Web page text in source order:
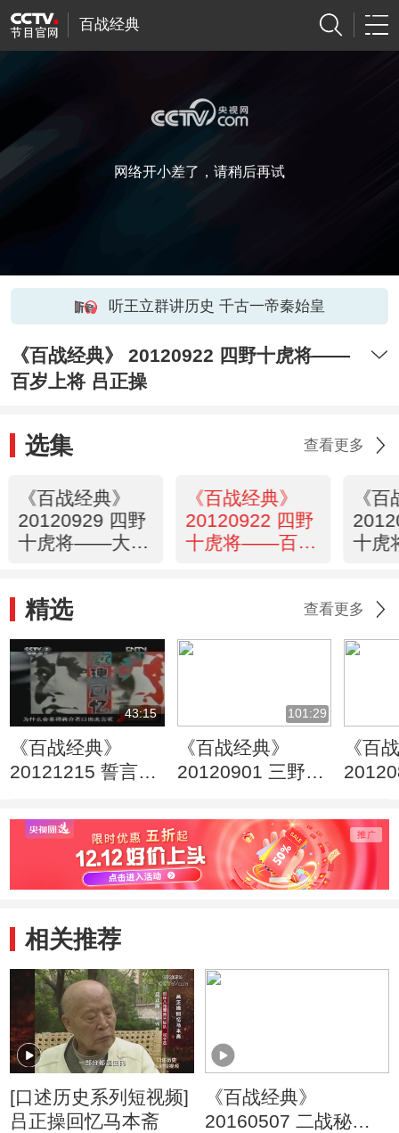
百战经典
网络开小差了，请稍后再试
听王立群讲历史 千古一帝秦始皇
《百战经典》 20120922 四野十虎将——
百岁上将 吕正操
选集 查看更多
《百战经典》
20120929 四野
十虎将——大智
《百战经典》
20120922 四野
十虎将——百岁
《
十
精选 查看更多
43:15
《百战经典》
20121215 誓言无
101:29
《百战经典》
20120901 三野十
王必成
《百
张爱萍
相关推荐
[口述历史系列短视频]
吕正操回忆马本斋
《百战经典》
20160507 二战秘闻